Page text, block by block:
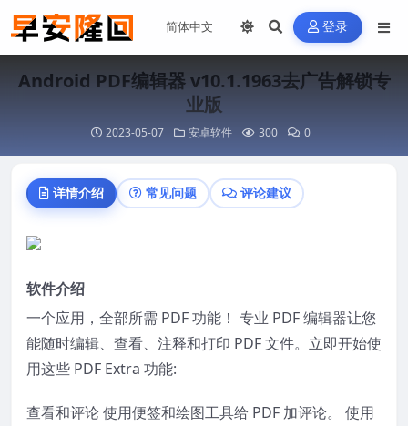
登录
Android PDF编辑器 v10.1.1963去广告解锁专
业版
2023-05-07 安卓软件 300 0
详情介绍 常见问题 评论建议
软件介绍
一个应用，全部所需 PDF 功能！ 专业 PDF 编辑器让您
能随时编辑、查看、注释和打印 PDF 文件。立即开始使
用这些 PDF Extra 功能:
查看和评论 使用便签和绘图工具给 PDF 加评论。 使用